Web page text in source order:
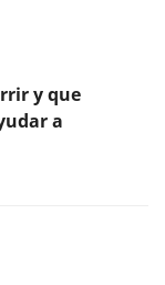
y que
a